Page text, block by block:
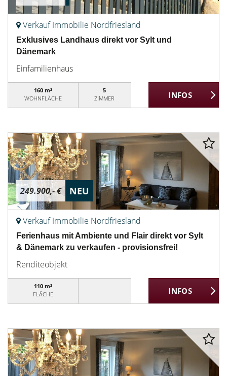
Verkauf Immobilie Nordfriesland
Exklusives Landhaus direkt vor Sylt und
Dänemark
Einfamilienhaus
160 m²
WOHNFLÄCHE
5
ZIMMER
249.900,- € NEU
Verkauf Immobilie Nordfriesland
Ferienhaus mit Ambiente und Flair direkt vor Sylt
& Dänemark zu verkaufen - provisionsfrei!
Renditeobjekt
110 m²
FLÄCHE